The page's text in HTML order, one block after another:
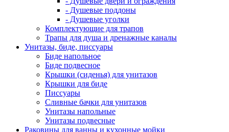
- Душевые поддоны
- Душевые уголки
Комплектующие для трапов
Трапы для душа и дренажные каналы
Унитазы, биде, писсуары
Биде напольное
Биде подвесное
Крышки (сиденья) для унитазов
Крышки для биде
Писсуары
Сливные бачки для унитазов
Унитазы напольные
Унитазы подвесные
Раковины для ванны и кухонные мойки